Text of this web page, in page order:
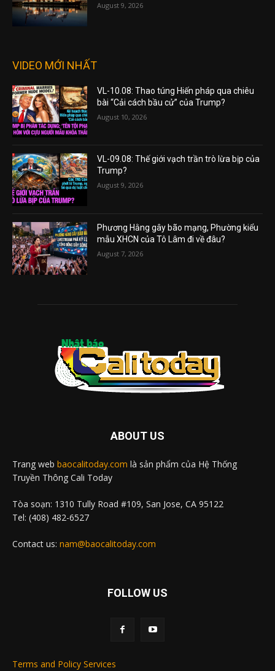
August 9, 2026
VIDEO MỚI NHẤT
VL-10.08: Thao túng Hiến pháp qua chiêu
bài “Cải cách bầu cử” của Trump?
August 10, 2026
VL-09.08: Thế giới vạch trần trò lừa bịp của
Trump?
August 9, 2026
Phương Hằng gây bão mạng, Phường kiểu
mẫu XHCN của Tô Lâm đi về đâu?
August 7, 2026
ABOUT US
Trang web baocalitoday.com là sản phẩm của Hệ Thống
Truyền Thông Cali Today
Tòa soạn: 1310 Tully Road #109, San Jose, CA 95122
Tel: (408) 482-6527
Contact us: nam@baocalitoday.com
FOLLOW US
Terms and Policy Services